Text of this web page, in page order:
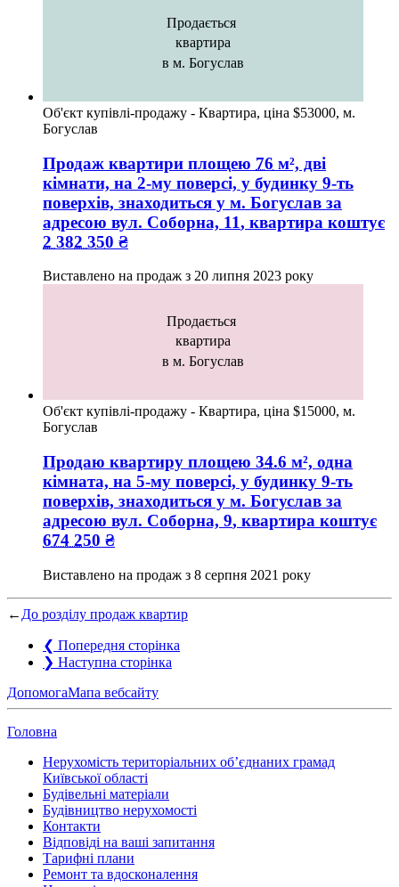
Продається
квартира
в м. Богуслав
Об'єкт купівлі-продажу - Квартира, ціна $53000, м.
Богуслав
Продаж квартири площею 76 м², дві
кімнати, на 2-му поверсі, у будинку 9-ть
поверхів, знаходиться у м. Богуслав за
адресою вул. Соборна, 11, квартира коштує
2 382 350 ₴
Виставлено на продаж з 20 липня 2023 року
Продається
квартира
в м. Богуслав
Об'єкт купівлі-продажу - Квартира, ціна $15000, м.
Богуслав
Продаю квартиру площею 34.6 м², одна
кімната, на 5-му поверсі, у будинку 9-ть
поверхів, знаходиться у м. Богуслав за
адресою вул. Соборна, 9, квартира коштує
674 250 ₴
Виставлено на продаж з 8 серпня 2021 року
← До розділу продаж квартир
❮ Попередня сторінка
❯ Наступна сторінка
ДопомогаМапа вебсайту
Головна
Нерухомість територіальних об’єднаних грамад
Київської області
Будівельні матеріали
Будівництво нерухомості
Контакти
Відповіді на ваші запитання
Тарифні плани
Ремонт та вдосконалення